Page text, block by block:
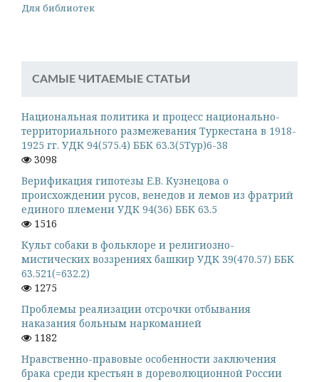
Для библиотек
САМЫЕ ЧИТАЕМЫЕ СТАТЬИ
Национальная политика и процесс национально-
территориального размежевания Туркестана в 1918-
1925 гг. УДК 94(575.4) ББК 63.3(5Тур)6-38
3098
Верификация гипотезы Е.В. Кузнецова о
происхождении русов, венедов и лемов из фратрий
единого племени УДК 94(36) ББК 63.5
1516
Культ собаки в фольклоре и религиозно-
мистических воззрениях башкир УДК 39(470.57) ББК
63.521(=632.2)
1275
Проблемы реализации отсрочки отбывания
наказания больным наркоманией
1182
Нравственно-правовые особенности заключения
брака среди крестьян в дореволюционной России